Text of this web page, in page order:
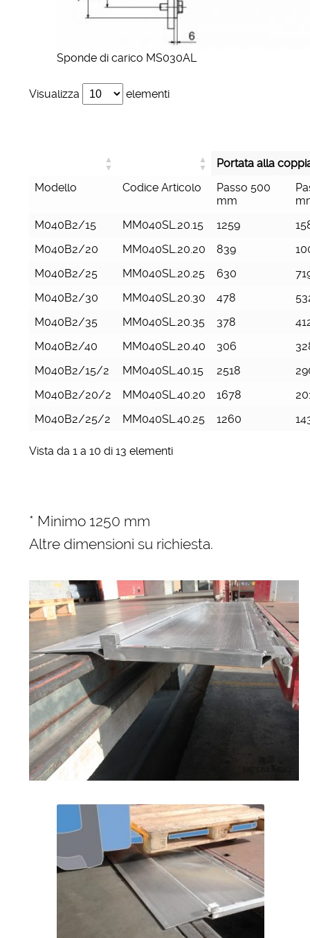
Sponde di carico MS030AL
Visualizza elementi
Portata alla
Modello
Codice Articolo
Passo 500
mm
M040B2/15
MM040SL.20.15 1259
M040B2/20
MM040SL.20.20 839
M040B2/25
MM040SL.20.25 630
M040B2/30
MM040SL.20.30 478
M040B2/35
MM040SL.20.35 378
M040B2/40
MM040SL.20.40 306
M040B2/15/2
MM040SL.40.15 2518
M040B2/20/2
MM040SL.40.20 1678
M040B2/25/2
MM040SL.40.25 1260
Vista da 1 a 10 di 13 elementi
* Minimo 1250 mm
Altre dimensioni su richiesta.